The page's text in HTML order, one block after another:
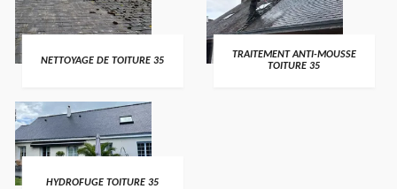
NETTOYAGE DE TOITURE 35
TRAITEMENT ANTI-MOUSSE
TOITURE 35
HYDROFUGE TOITURE 35